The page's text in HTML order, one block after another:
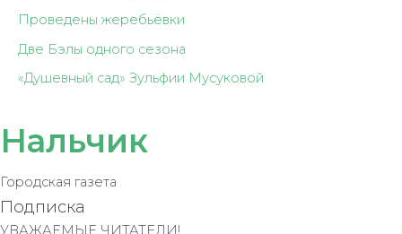
Проведены жеребьёвки
Две Бэлы одного сезона
«Душевный сад» Зульфии Мусуковой
Нальчик
Городская газета
Подписка
УВАЖАЕМЫЕ ЧИТАТЕЛИ!